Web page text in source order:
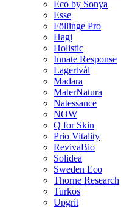
Eco by Sonya
Esse
Föllinge Pro
Hagi
Holistic
Innate Response
Lagertvål
Madara
MaterNatura
Natessance
NOW
Q for Skin
Prio Vitality
RevivaBio
Solidea
Sweden Eco
Thorne Research
Turkos
Upgrit